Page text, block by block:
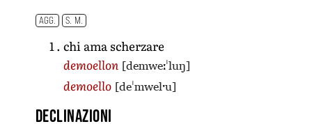
AGG. S. M.
chi ama scherzare
demoellon [demweːˈluŋ]
demoello [deˈmwelˑu]
Declinazioni